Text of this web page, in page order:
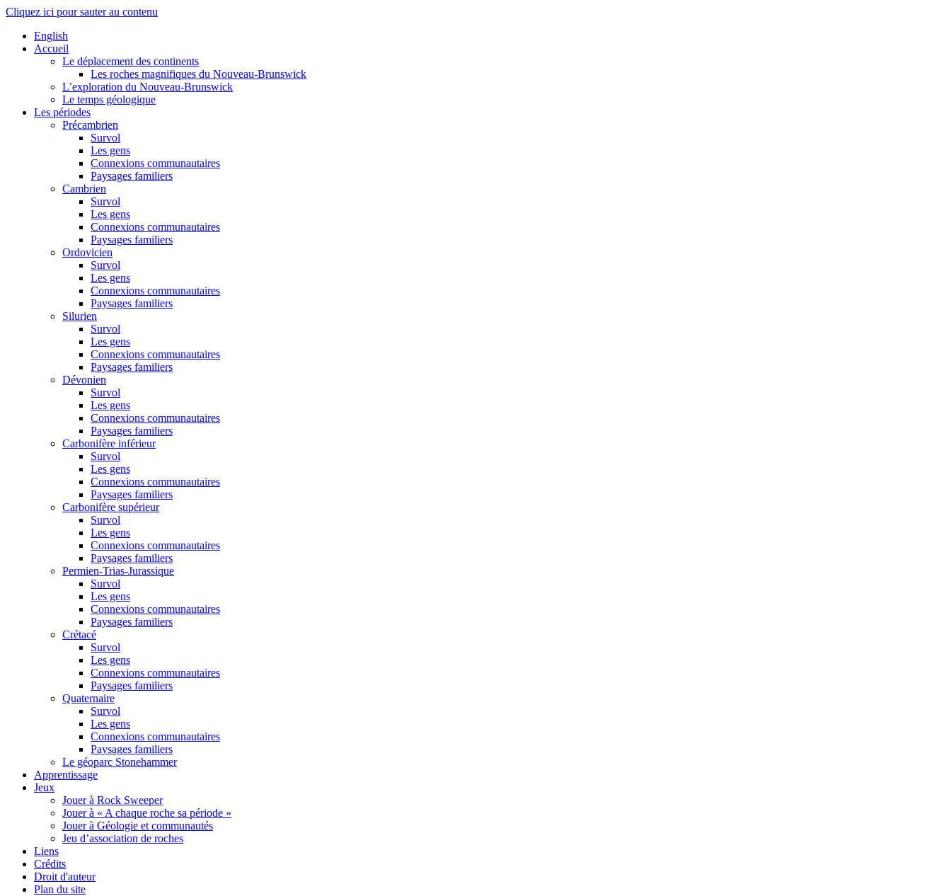
Cliquez ici pour sauter au contenu
English
Accueil
Le déplacement des continents
Les roches magnifiques du Nouveau-Brunswick
L’exploration du Nouveau-Brunswick
Le temps géologique
Les périodes
Précambrien
Survol
Les gens
Connexions communautaires
Paysages familiers
Cambrien
Survol
Les gens
Connexions communautaires
Paysages familiers
Ordovicien
Survol
Les gens
Connexions communautaires
Paysages familiers
Silurien
Survol
Les gens
Connexions communautaires
Paysages familiers
Dévonien
Survol
Les gens
Connexions communautaires
Paysages familiers
Carbonifère inférieur
Survol
Les gens
Connexions communautaires
Paysages familiers
Carbonifère supérieur
Survol
Les gens
Connexions communautaires
Paysages familiers
Permien-Trias-Jurassique
Survol
Les gens
Connexions communautaires
Paysages familiers
Crétacé
Survol
Les gens
Connexions communautaires
Paysages familiers
Quaternaire
Survol
Les gens
Connexions communautaires
Paysages familiers
Le géoparc Stonehammer
Apprentissage
Jeux
Jouer à Rock Sweeper
Jouer à « A chaque roche sa période »
Jouer à Géologie et communautés
Jeu d’association de roches
Liens
Crédits
Droit d'auteur
Plan du site